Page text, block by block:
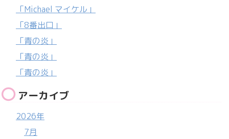
「Michael マイケル」
「8番出口」
「青の炎」
「青の炎」
「青の炎」
アーカイブ
2026年
7月